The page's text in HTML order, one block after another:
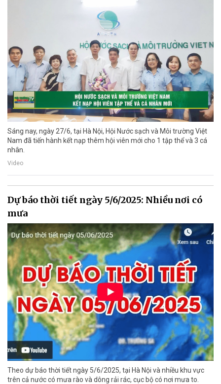
Sáng nay, ngày 27/6, tại Hà Nội, Hội Nước sạch và Môi trường Việt
Nam đã tiến hành kết nạp thêm hội viên mới cho 1 tập thể và 3 cá
nhân.
Video
Dự báo thời tiết ngày 5/6/2025: Nhiều nơi có
mưa
Theo dự báo thời tiết ngày 5/6/2025, tại Hà Nội và nhiều khu vực
trên cả nước có mưa rào và dông rải rác, cục bộ có nơi mưa to.